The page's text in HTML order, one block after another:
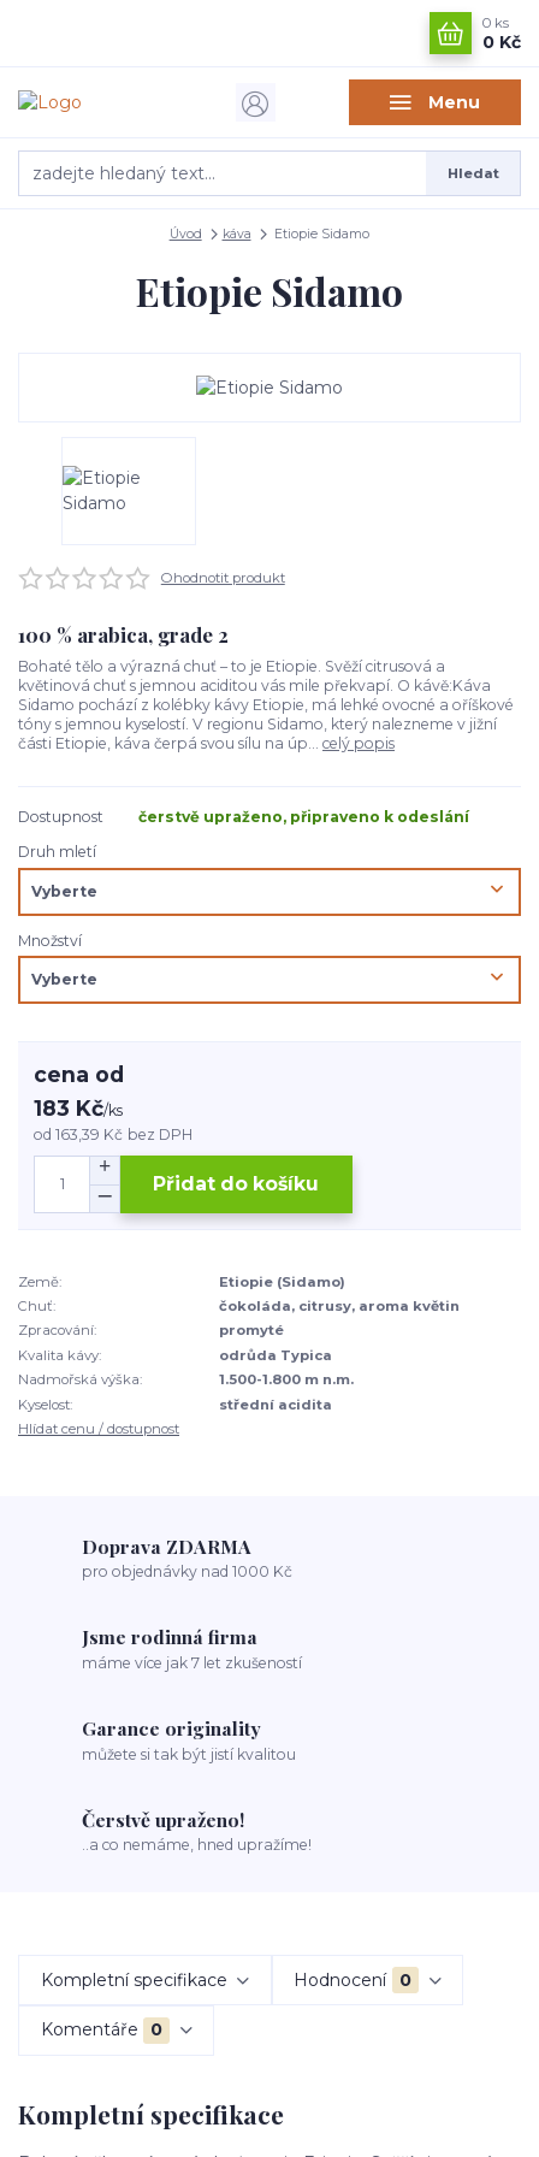
Menu
Hledat
0 ks
0 Kč
Úvod káva Etiopie Sidamo
Etiopie Sidamo
Ohodnotit produkt
100 % arabica, grade 2
Bohaté tělo a výrazná chuť – to je Etiopie. Svěží citrusová a
květinová chuť s jemnou aciditou vás mile překvapí. O kávě:Káva
Sidamo pochází z kolébky kávy Etiopie, má lehké ovocné a oříškové
tóny s jemnou kyselostí. V regionu Sidamo, který nalezneme v jižní
části Etiopie, káva čerpá svou sílu na úp... celý popis
Dostupnost
čerstvě upraženo, připraveno k odeslání
Druh mletí
Množství
cena od
183 Kč/ks
od163,39 Kč bez DPH
Přidat do košíku
Země:
Etiopie (Sidamo)
Chuť:
čokoláda, citrusy, aroma květin
Zpracování:
promyté
Kvalita kávy:
odrůda Typica
Nadmořská výška:
1.500-1.800 m n.m.
Kyselost:
střední acidita
Hlídat cenu / dostupnost
Doprava ZDARMA
pro objednávky nad 1000 Kč
Jsme rodinná firma
máme více jak 7 let zkušeností
Garance originality
můžete si tak být jistí kvalitou
Čerstvě upraženo!
..a co nemáme, hned upražíme!
Kompletní specifikace Hodnocení 0
Komentáře 0
Kompletní specifikace